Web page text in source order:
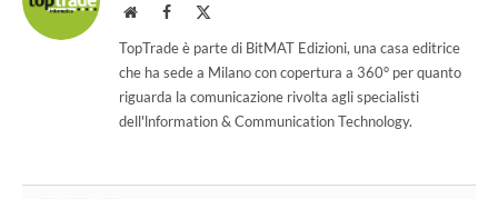
WebsiteFacebook
TopTrade è parte di BitMAT Edizioni, una casa editrice
che ha sede a Milano con copertura a 360° per quanto
riguarda la comunicazione rivolta agli specialisti
dell'lnformation & Communication Technology.